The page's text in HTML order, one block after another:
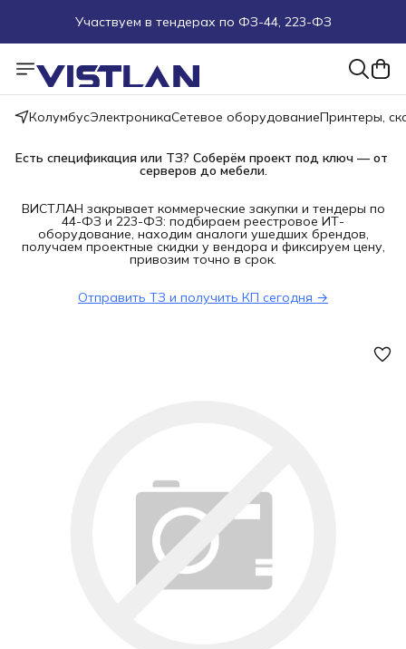
Участвуем в тендерах по ФЗ-44, 223-ФЗ
Пуско-наладочные работы
КолумбусЭлектроникаСетевое оборудованиеПринтеры,
Есть спецификация или ТЗ? Соберём проект под ключ — от
серверов до мебели.
ВИСТЛАН закрывает коммерческие закупки и тендеры по
44-ФЗ и 223-ФЗ: подбираем реестровое ИТ-
оборудование, находим аналоги ушедших брендов,
получаем проектные скидки у вендора и фиксируем цену,
привозим точно в срок.
Отправить ТЗ и получить КП сегодня →